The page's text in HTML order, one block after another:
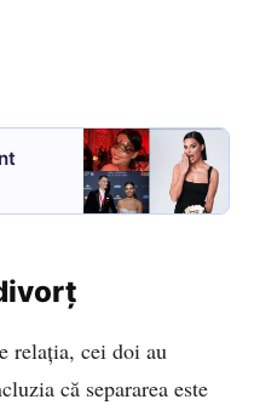
relația, cei doi au
că separarea este